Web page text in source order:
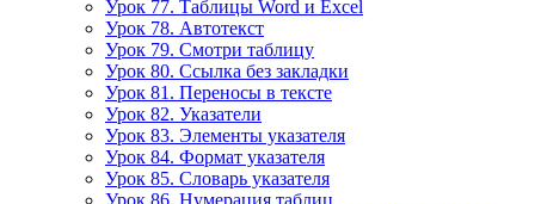
Урок 77. Таблицы Word и Excel
Урок 78. Автотекст
Урок 79. Смотри таблицу
Урок 80. Ссылка без закладки
Урок 81. Переносы в тексте
Урок 82. Указатели
Урок 83. Элементы указателя
Урок 84. Формат указателя
Урок 85. Словарь указателя